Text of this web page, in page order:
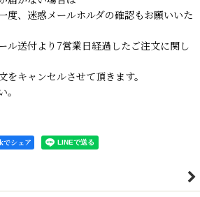
度、迷惑メールホルダの確認もお願いいた
ル送付より7営業日経過したご注文に関し
をキャンセルさせて頂きます。
シェア